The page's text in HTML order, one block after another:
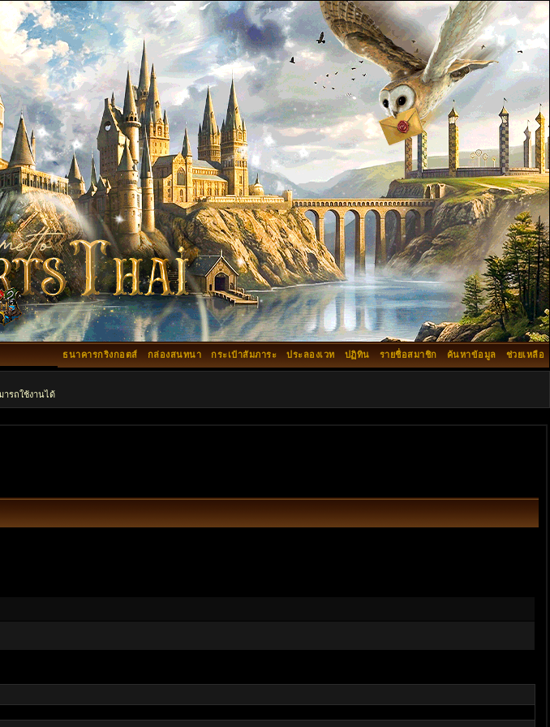
ช่วยเหลือ
ค้นหาข้อมูล
รายชื่อสมาชิก
ปฏิทิน
ประลองเวท
กระเป๋าสัมภาระ
กล่องสนทนา
ธนาคารกริงกอตส์
ารถใช้งานได้